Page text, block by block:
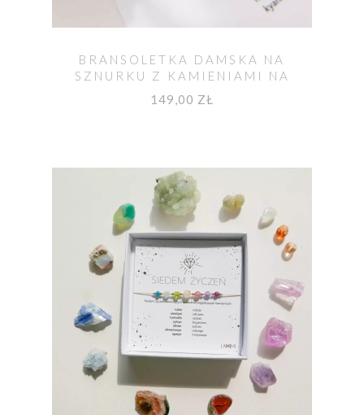
BRANSOLETKA DAMSKA NA
SZNURKU Z KAMIENIAMI NA
SZCZĘŚCIE I POWODZENIE
149,00 ZŁ